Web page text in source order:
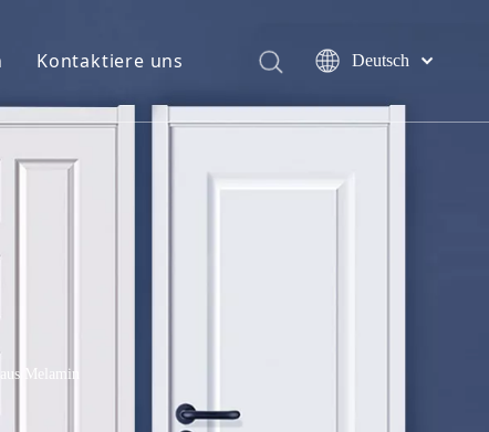
Kontaktiere uns
Deutsch
简体中文
Melamin